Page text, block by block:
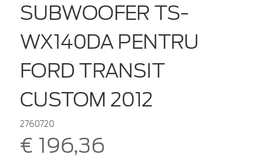
SUBWOOFER TS-
WX140DA PENTRU
FORD TRANSIT
CUSTOM 2012
2760720
€ 196,36